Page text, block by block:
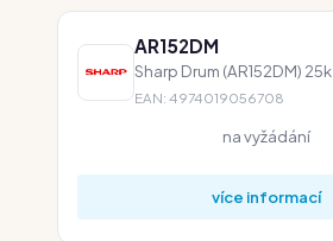
AR152DM
Sharp Drum (AR152DM) 25k
EAN: 4974019056708
na vyžádání
více informací